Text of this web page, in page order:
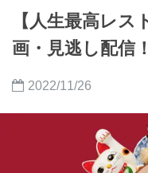
【人生最高レ
画・見逃し配信！
2022/11/26